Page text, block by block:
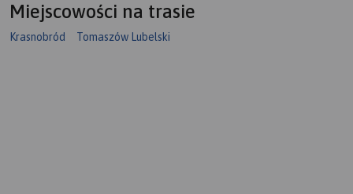
Miejscowości na trasie
Krasnobród Tomaszów Lubelski